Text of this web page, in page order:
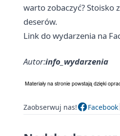
warto zobaczyć?
deserów.
Link do wydarzenia na
Autor:info_wydarzenia
Zaobserwuj nas! Facebook